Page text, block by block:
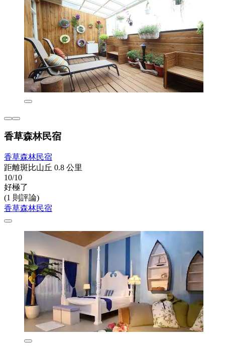
香草森林民宿
香草森林民宿
距離斑比山丘 0.8 公里
10/10
好極了
(1 則評論)
香草森林民宿